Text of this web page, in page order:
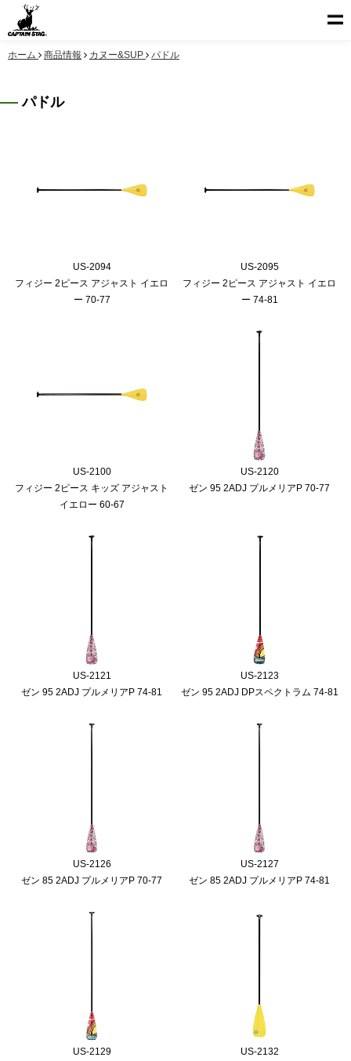
ホーム 商品情報 カヌー&SUP パドル
パドル
US-2094
フィジー 2ピース アジャスト イエロ
ー 70-77
US-2095
フィジー 2ピース アジャスト イエロ
ー 74-81
US-2100
フィジー 2ピース キッズ アジャスト
イエロー 60-67
US-2120
ゼン 95 2ADJ プルメリアP 70-77
US-2121
ゼン 95 2ADJ プルメリアP 74-81
US-2123
ゼン 95 2ADJ DPスペクトラム 74-81
US-2126
ゼン 85 2ADJ プルメリアP 70-77
US-2127
ゼン 85 2ADJ プルメリアP 74-81
US-2129
US-2132